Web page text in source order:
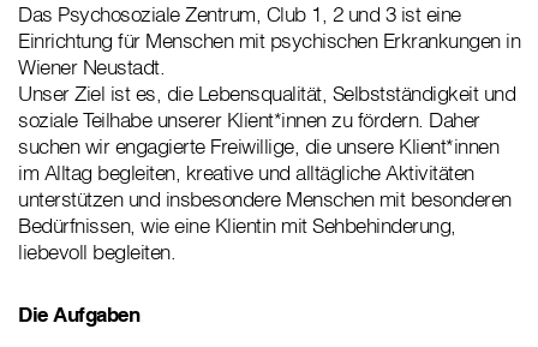
Das Psychosoziale Zentrum, Club 1, 2 und 3 ist eine
Einrichtung für Menschen mit psychischen Erkrankungen in
Wiener Neustadt.
Unser Ziel ist es, die Lebensqualität, Selbstständigkeit und
soziale Teilhabe unserer Klient*innen zu fördern. Daher
suchen wir engagierte Freiwillige, die unsere Klient*innen
im Alltag begleiten, kreative und alltägliche Aktivitäten
unterstützen und insbesondere Menschen mit besonderen
Bedürfnissen, wie eine Klientin mit Sehbehinderung,
liebevoll begleiten.
Die Aufgaben